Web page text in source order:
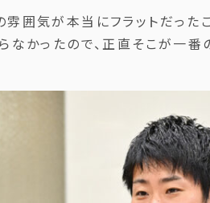
囲気が本当にフラットだった
なかったので、正直そこが一番